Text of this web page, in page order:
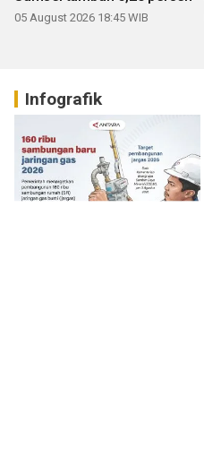
05 August 2026 18:45 WIB
Infografik